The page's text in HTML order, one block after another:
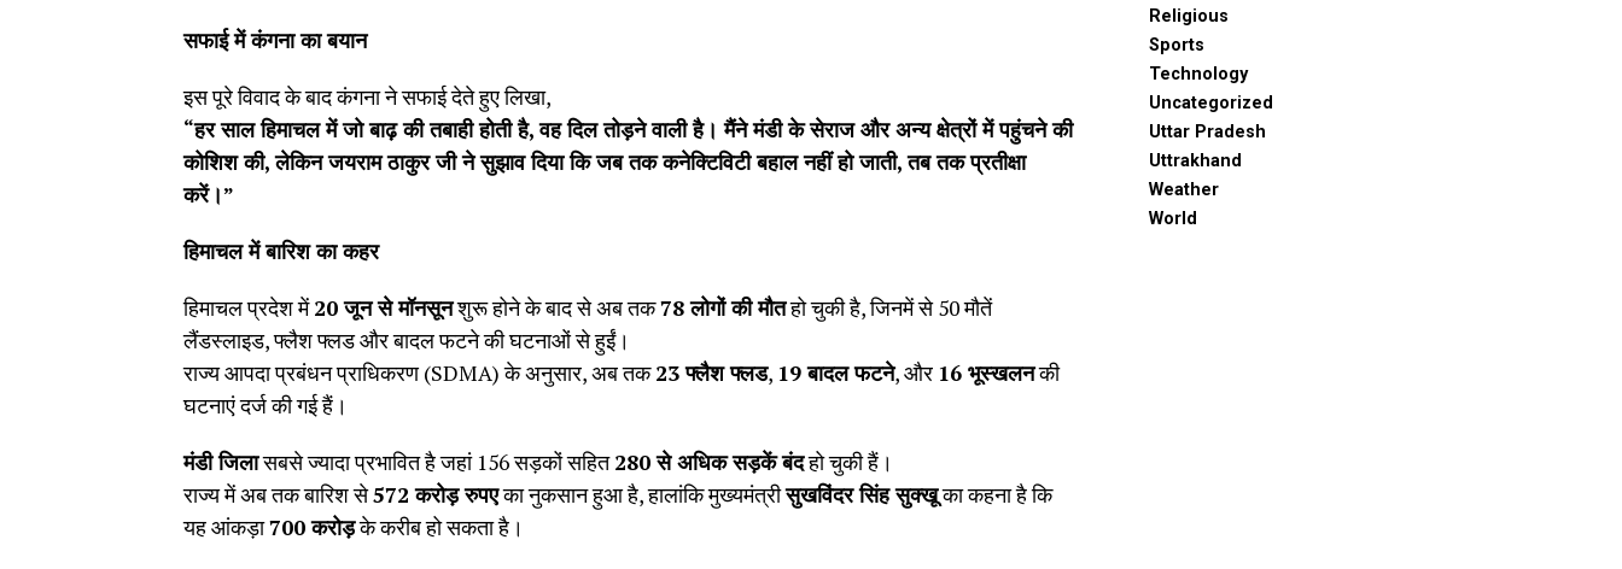
सफाई में कंगना का बयान
इस पूरे विवाद के बाद कंगना ने सफाई देते हुए लिखा,
“हर साल हिमाचल में जो बाढ़ की तबाही होती है,वह दिल तोड़ने वाली है। मैंने मंडी के सेराज और अन्य क्षेत्रों में पहुंचने की
कोशिश की,लेकिन जयराम ठाकुर जी ने सुझाव दिया कि जब तक कनेक्टिविटी बहाल नहीं हो जाती,तब तक प्रतीक्षा
करें।”
हिमाचल में बारिश का कहर
हिमाचल प्रदेश में20जून से मॉनसूनशुरू होने के बाद से अब तक78लोगों की मौतहो चुकी है, जिनमें से 50 मौतें
लैंडस्लाइड, फ्लैश फ्लड और बादल फटने की घटनाओं से हुईं।
राज्य आपदा प्रबंधन प्राधिकरण (SDMA) के अनुसार, अब तक23फ्लैश फ्लड, 19बादल फटने, और 16 भूस्खलनकी
घटनाएं दर्ज की गई हैं।
मंडी जिलासबसे ज्यादा प्रभावित है जहां 156 सड़कों सहित280से अधिक सड़कें बंदहो चुकी हैं।
राज्य में अब तक बारिश से572करोड़ रुपएका नुकसान हुआ है, हालांकि मुख्यमंत्रीसुखविंदर सिंह सुक्खूका कहना है कि
यह आंकड़ा700करोड़के करीब हो सकता है।
Religious
Sports
Technology
Uncategorized
Uttar Pradesh
Uttrakhand
Weather
World